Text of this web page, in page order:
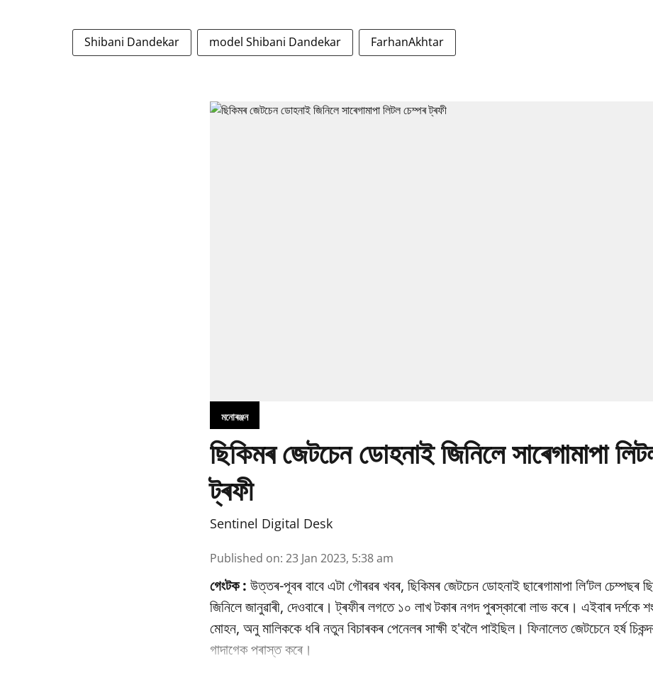
Shibani Dandekar model Shibani Dandekar FarhanAkhtar
মনোৰঞ্জন
ছিকিমৰ জেটচেন ডোহনাই জিনিলে সাৰেগামাপা
ট্ৰফী
Sentinel Digital Desk
Published on: 23 Jan 2023, 5:38 am
গেংটক : উত্তৰ-পূবৰ বাবে এটা গৌৰৱৰ খবৰ, ছিকিমৰ জেটচেন ডোহনাই ছাৰেগামাপা লি'টল চেম্পছৰ
জিনিলে জানুৱাৰী, দেওবাৰে। ট্ৰফীৰ লগতে ১০ লাখ টকাৰ নগদ পুৰস্কাৰো লাভ কৰে। এইবাৰ দৰ্শকে
মোহন, অনু মালিককে ধৰি নতুন বিচাৰকৰ পেনেলৰ সাক্ষী হ'বলৈ পাইছিল। ফিনালেত জেটচেনে হৰ্ষ
গাদাগেক পৰাস্ত কৰে।